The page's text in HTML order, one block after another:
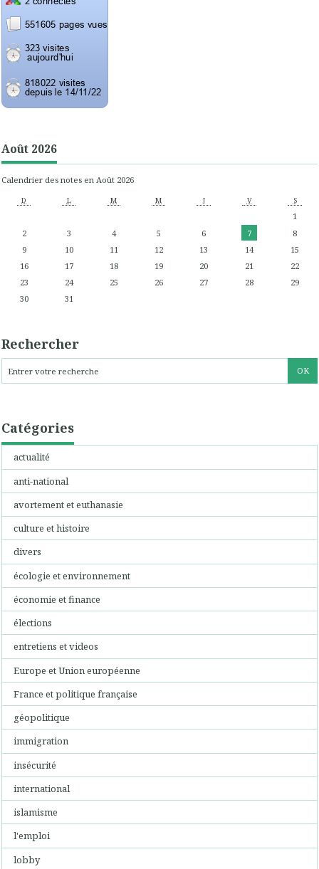
Août 2026
Calendrier des notes en Août 2026
D L M M J V S
1
2
3 4 5 6 7
8
9
10 11 12 13 14
15
16
17 18 19 20 21
22
23
24 25 26 27 28
29
30
31
Rechercher
Catégories
actualité
anti-national
avortement et euthanasie
culture et histoire
divers
écologie et environnement
économie et finance
élections
entretiens et videos
Europe et Union européenne
France et politique française
géopolitique
immigration
insécurité
international
islamisme
l'emploi
lobby